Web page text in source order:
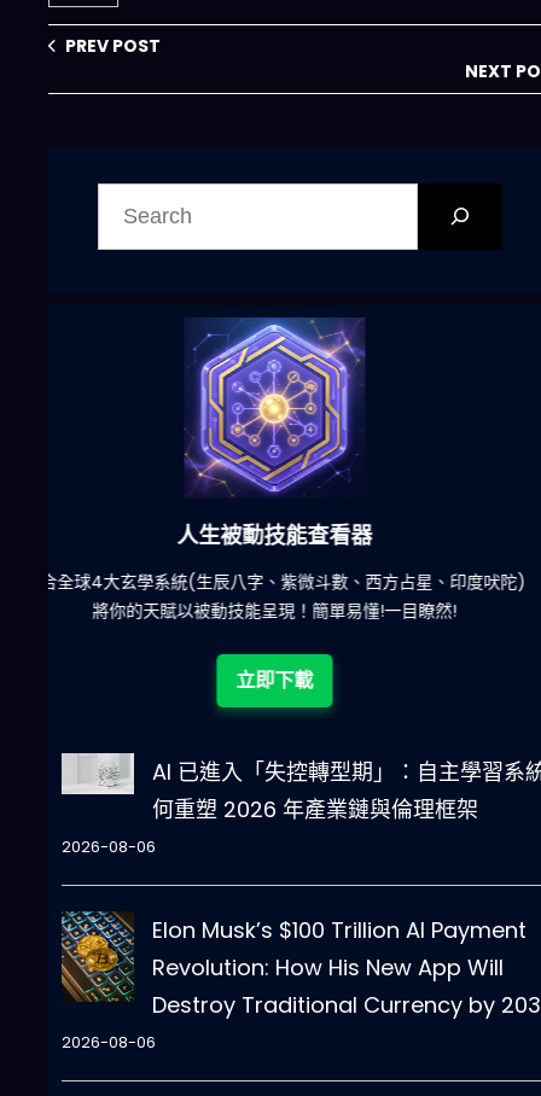
PREV POST
NEXT
六合彩發達神器
減少超過500萬個低概率中獎組合，提高中獎率
立即下載
AI 已進入「失控轉型期」：自主學習系
何重塑 2026 年產業鏈與倫理框架
2026-08-06
Elon Musk’s $100 Trillion AI Payment
Revolution: How His New App Will
Destroy Traditional Currency by
2026-08-06